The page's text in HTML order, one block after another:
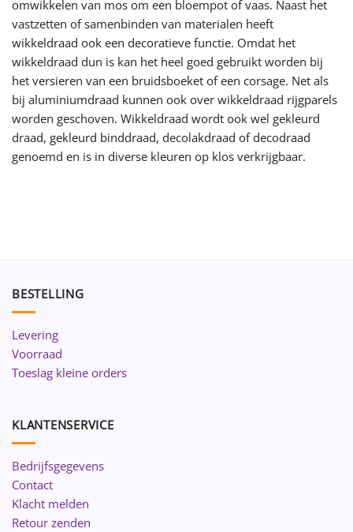
omwikkelen van mos om een bloempot of vaas. Naast het
vastzetten of samenbinden van materialen heeft
wikkeldraad ook een decoratieve functie. Omdat het
wikkeldraad dun is kan het heel goed gebruikt worden bij
het versieren van een bruidsboeket of een corsage. Net als
bij aluminiumdraad kunnen ook over wikkeldraad rijgparels
worden geschoven. Wikkeldraad wordt ook wel gekleurd
draad, gekleurd binddraad, decolakdraad of decodraad
genoemd en is in diverse kleuren op klos verkrijgbaar.
BESTELLING
Levering
Voorraad
Toeslag kleine orders
KLANTENSERVICE
Bedrijfsgegevens
Contact
Klacht melden
Retour zenden